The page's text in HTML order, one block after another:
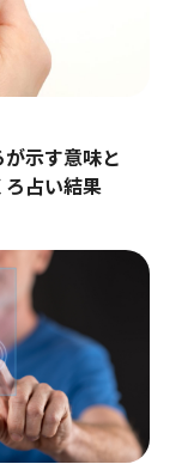
が示す意味と
ろ占い結果